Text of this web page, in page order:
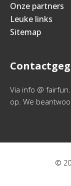
Onze partners
Leuke links
Sitemap
Via info @
op. We
©